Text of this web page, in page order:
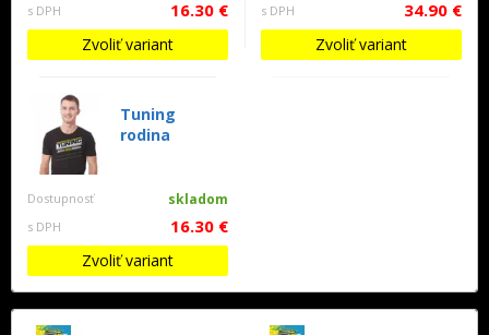
s DPH 16.30 €
Zvoliť variant
s DPH 34.90 €
Zvoliť variant
Tuning
rodina
Dostupnosť skladom
s DPH 16.30 €
Zvoliť variant